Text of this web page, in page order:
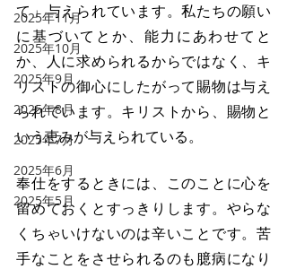
2025年11月
2025年10月
2025年9月
2025年8月
2025年7月
2025年6月
2025年5月
て」与えられています。私たちの願い
に基づいてとか、能力にあわせてと
か、人に求められるからではなく、キ
リストの御心にしたがって賜物は与え
られています。キリストから、賜物と
いう恵みが与えられている。
奉仕をするときには、このことに心を
留めておくとすっきりします。やらな
くちゃいけないのは辛いことです。苦
手なことをさせられるのも臆病になり